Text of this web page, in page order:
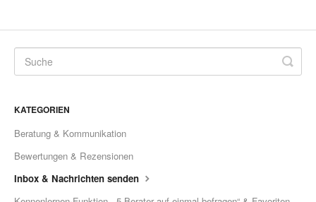
KATEGORIEN
Beratung & Kommunikation
Bewertungen & Rezensionen
Inbox & Nachrichten senden